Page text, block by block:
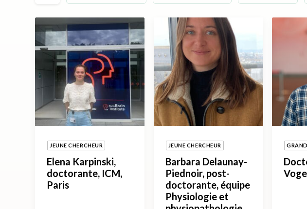
JEUNE CHERCHEUR
Elena Karpinski,
doctorante, ICM,
Paris
JEUNE CHERCHEUR
Barbara Delaunay-
Piednoir, post-
doctorante, équipe
Physiologie et